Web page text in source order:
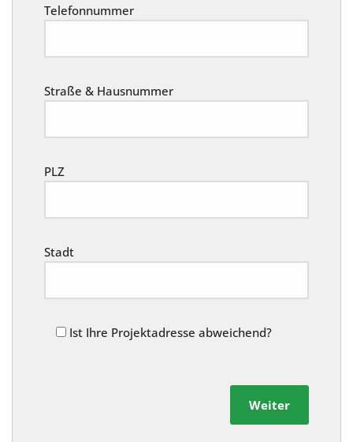
Telefonnummer
Straße & Hausnummer
PLZ
Stadt
Ist Ihre Projektadresse abweichend?
Weiter